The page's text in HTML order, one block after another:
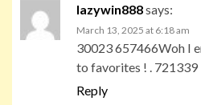
lazywin888says:
March 13, 2025 at 6:18 am
30023 657466Woh I
to favorites ! . 721339
Reply